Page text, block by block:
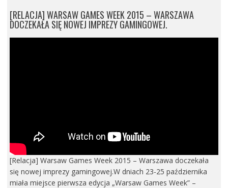
[RELACJA] WARSAW GAMES WEEK 2015 – WARSZAWA
DOCZEKAŁA SIĘ NOWEJ IMPREZY GAMINGOWEJ.
[Relacja] Warsaw Games Week 2015 – Warszawa doczekała
się nowej imprezy gamingowej.W dniach 23-25 października
miała miejsce pierwsza edycja „Warsaw Games Week” –